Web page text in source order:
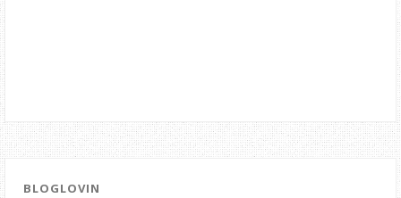
BLOGLOVIN